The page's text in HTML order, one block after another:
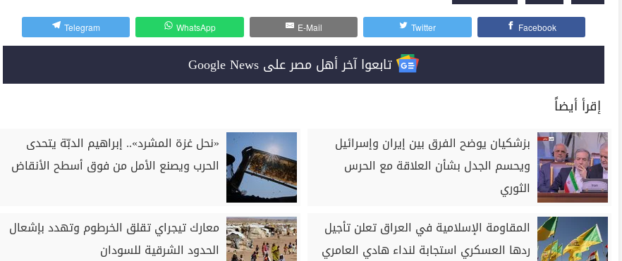
Facebook
Twitter
E-Mail
WhatsApp
Telegram
تابعوا آخر أهل مصر على Google News
إقرأ أيضاً
بزشكيان يوضح الفرق بين إيران وإسرائيل
ويحسم الجدل بشأن العلاقة مع الحرس
الثوري
«نحل غزة المشرد».. إبراهيم الدبّة يتحدى
الحرب ويصنع الأمل من فوق أسطح الأنقاض
المقاومة الإسلامية في العراق تعلن تأجيل
ردها العسكري استجابة لنداء هادي العامري
معارك تيجراي تقلق الخرطوم وتهدد بإشعال
الحدود الشرقية للسودان